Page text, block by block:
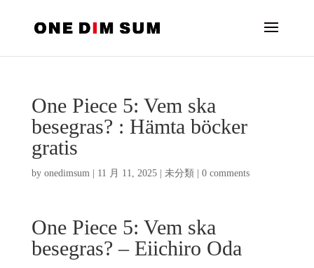
One Piece 5: Vem ska
besegras? : Hämta böcker
gratis
by onedimsum| 11 月 11, 2025| 未分類 0 comments
One Piece 5: Vem ska
besegras? – Eiichiro Oda